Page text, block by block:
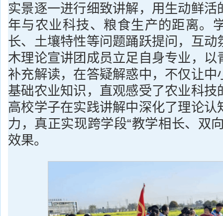
实景逐一进行细致讲解，用生动鲜活
年与农业科技、粮食生产的距离。
长、土壤特性等问题踊跃提问，互动
木理论宣讲团成员立足自身专业，以
补充解读，在答疑解惑中，不仅让中
基础农业知识，直观感受了农业科技
高校学子在实践讲解中深化了理论认
力，真正实现跨学段“教学相长、双
效果。